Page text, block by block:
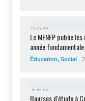
227
Le MENFP publie
année fondamentale
Éducation, Social
1 58
Bourses d'étude à